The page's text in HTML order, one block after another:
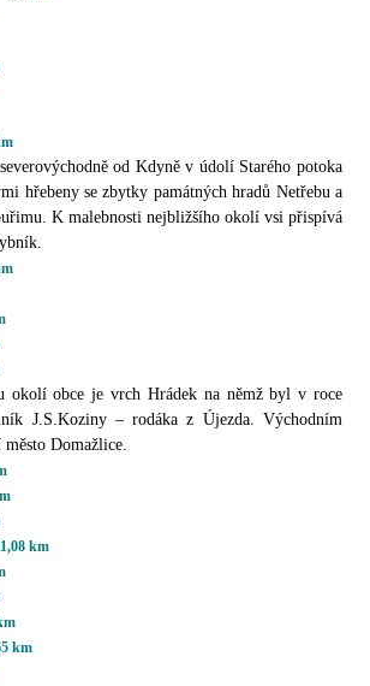
od Kdyně v údolí Starého potoka
hřebeny se zbytky památných hradů Netřebu a
K malebnosti nejbližšího okolí vsi přispívá
okolí obce je vrch Hrádek na němž byl v roce
J.S.Koziny – rodáka z Újezda. Východním
město Domažlice.
km
km